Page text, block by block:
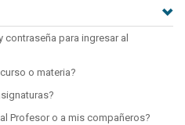
para ingresar al
o materia?
Profesor o a mis compañeros?